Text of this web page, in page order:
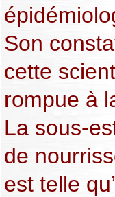
Son
cette
rompue à
La sous-
de
est telle